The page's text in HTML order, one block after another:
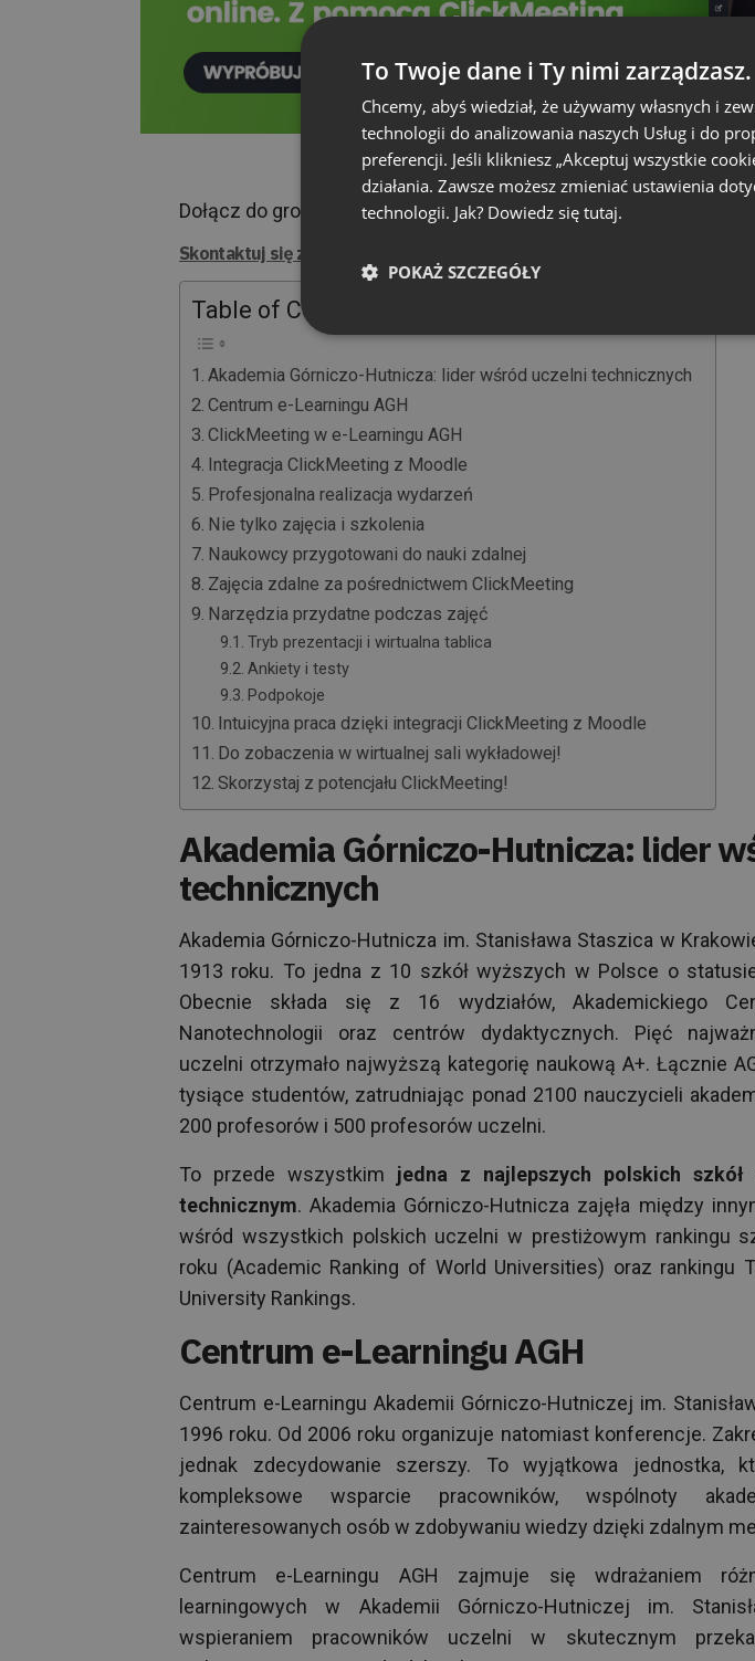
Dołącz do grona liderów e-Learningu
Skontaktuj się z naszym ekspertem
Table of Contents
Akademia Górniczo-Hutnicza: lider wśród uczelni technicznych
Centrum e-Learningu AGH
ClickMeeting w e-Learningu AGH
Integracja ClickMeeting z Moodle
Profesjonalna realizacja wydarzeń
Nie tylko zajęcia i szkolenia
Naukowcy przygotowani do nauki zdalnej
Zajęcia zdalne za pośrednictwem ClickMeeting
Narzędzia przydatne podczas zajęć
Tryb prezentacji i wirtualna tablica
Ankiety i testy
Podpokoje
Intuicyjna praca dzięki integracji ClickMeeting z Moodle
Do zobaczenia w wirtualnej sali wykładowej!
Skorzystaj z potencjału ClickMeeting!
Akademia Górniczo-Hutnicza: lider
technicznych
Akademia Górniczo-Hutnicza im. Stanisława Staszica w
1913 roku. To jedna z 10 szkół wyższych w Polsce o
Obecnie składa się z 16 wydziałów, Akademickiego
Nanotechnologii oraz centrów dydaktycznych. Pięć
uczelni otrzymało najwyższą kategorię naukową A+. Łącznie
tysiące studentów, zatrudniając ponad 2100 nauczycieli
200 profesorów i 500 profesorów uczelni.
To przede wszystkim jedna z najlepszych polskich
technicznym. Akademia Górniczo-Hutnicza zajęła między
wśród wszystkich polskich uczelni w prestiżowym rankingu
roku (Academic Ranking of World Universities) oraz rankingu
University Rankings.
Centrum e-Learningu AGH
Centrum e-Learningu Akademii Górniczo-Hutniczej im.
1996 roku. Od 2006 roku organizuje natomiast konferencje.
jednak zdecydowanie szerszy. To wyjątkowa jednostka,
kompleksowe wsparcie pracowników, wspólnoty
zainteresowanych osób w zdobywaniu wiedzy dzięki zdalnym
Centrum e-Learningu AGH zajmuje się wdrażaniem
learningowych w Akademii Górniczo-Hutniczej im.
wspieraniem pracowników uczelni w skutecznym
To Twoje dane i Ty nimi zarządzasz.
Chcemy, abyś wiedział, że używamy własnych i
technologii do analizowania naszych Usług i do
preferencji. Jeśli klikniesz „Akceptuj wszystkie
działania. Zawsze możesz zmieniać ustawienia
technologii. Jak? Dowiedz się tutaj.
POKAŻ SZCZEGÓŁY